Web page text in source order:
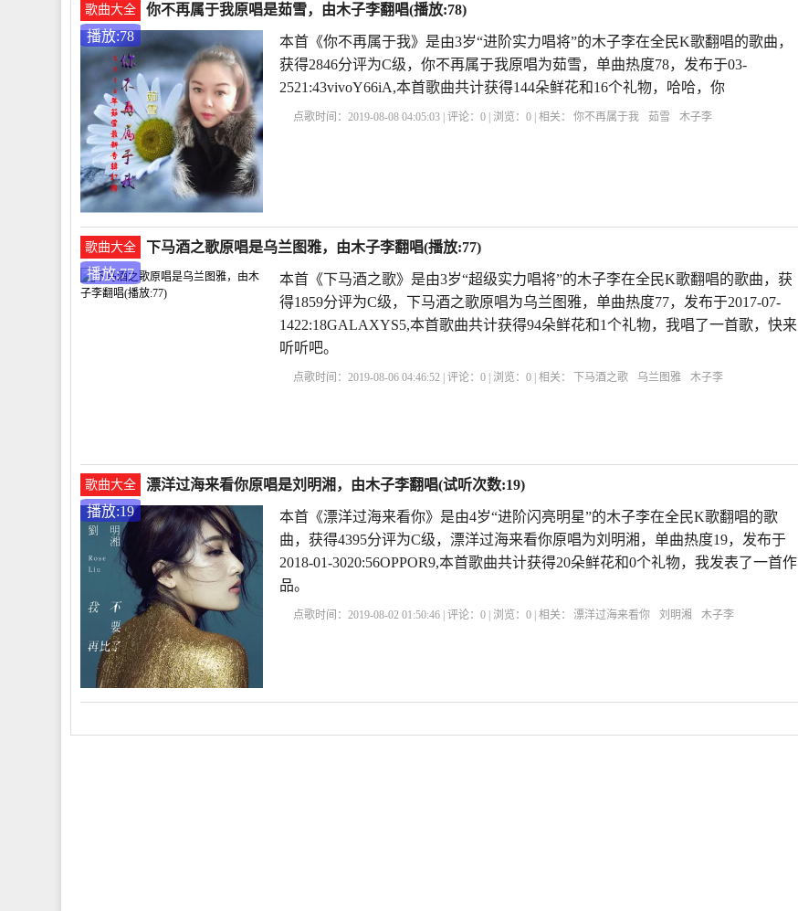
歌曲大全
你不再属于我原唱是茹雪，由木子李翻唱(播放:78)
播放:78
本首《你不再属于我》是由3岁“进阶实力唱将”的木子李在全民K歌翻唱的歌曲，
获得2846分评为C级，你不再属于我原唱为茹雪，单曲热度78，发布于03-
2521:43vivoY66iA,本首歌曲共计获得144朵鲜花和16个礼物，哈哈，你
点歌时间：2019-08-08 04:05:03 | 评论：0 | 浏览：0 | 相关： 你不再属于我 茹雪 木子李
歌曲大全
下马酒之歌原唱是乌兰图雅，由木子李翻唱(播放:77)
播放:77
本首《下马酒之歌》是由3岁“超级实力唱将”的木子李在全民K歌翻唱的歌曲，获
得1859分评为C级，下马酒之歌原唱为乌兰图雅，单曲热度77，发布于2017-07-
1422:18GALAXYS5,本首歌曲共计获得94朵鲜花和1个礼物，我唱了一首歌，快来
听听吧。
点歌时间：2019-08-06 04:46:52 | 评论：0 | 浏览：0 | 相关： 下马酒之歌 乌兰图雅 木子李
歌曲大全
漂洋过海来看你原唱是刘明湘，由木子李翻唱(试听次数:19)
播放:19
本首《漂洋过海来看你》是由4岁“进阶闪亮明星”的木子李在全民K歌翻唱的歌
曲，获得4395分评为C级，漂洋过海来看你原唱为刘明湘，单曲热度19，发布于
2018-01-3020:56OPPOR9,本首歌曲共计获得20朵鲜花和0个礼物，我发表了一首作
品。
点歌时间：2019-08-02 01:50:46 | 评论：0 | 浏览：0 | 相关： 漂洋过海来看你 刘明湘 木子李